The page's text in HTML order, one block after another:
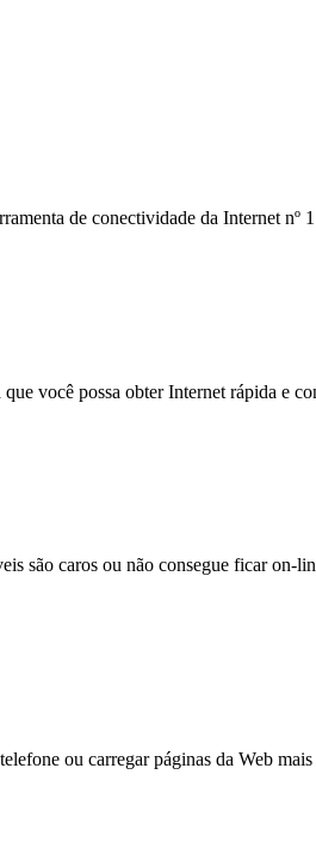
de conectividade da Internet nº
você possa obter Internet rápida e
são caros ou não consegue ficar
ou carregar páginas da Web